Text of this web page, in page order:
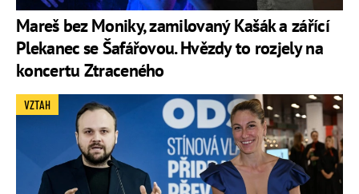
Mareš bez Moniky, zamilovaný Kašák a zářící
Plekanec se Šafářovou. Hvězdy to rozjely na
koncertu Ztraceného
VZTAH